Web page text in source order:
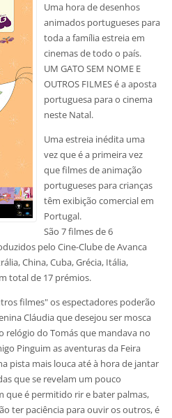
Uma hora de desenhos
animados portugueses para
toda a família estreia em
cinemas de todo o país.
UM GATO SEM NOME E
OUTROS FILMES é a aposta
portuguesa para o cinema
neste Natal.
Uma estreia inédita uma
vez que é a primeira vez
que filmes de animação
portugueses para crianças
têm exibição comercial em
Portugal.
São 7 filmes de 6
pelo Cine-Clube de Avanca
China, Cuba, Grécia, Itália,
total de 17 prémios.
filmes" os espectadores poderão
Cláudia que desejou ser mosca
relógio do Tomás que mandava no
Pinguim as aventuras da Feira
pista mais louca até à hora de jantar
que se revelam um pouco
que é permitido rir e bater palmas,
ter paciência para ouvir os outros, é